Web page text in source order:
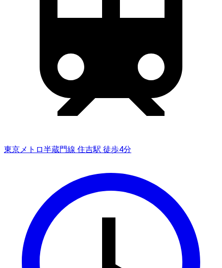
東京メトロ半蔵門線 住吉駅 徒歩4分